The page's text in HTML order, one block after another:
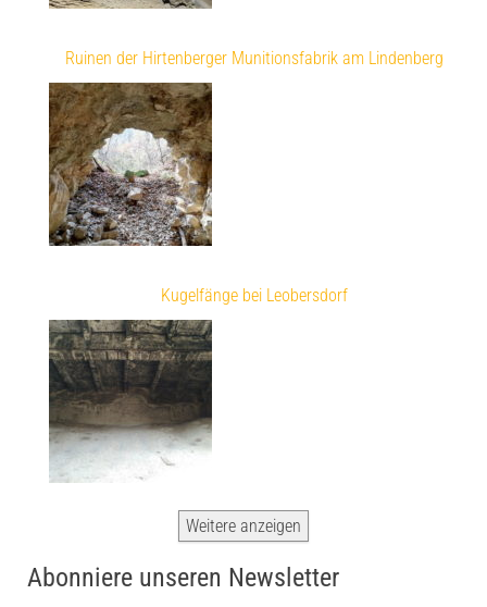
Ruinen der Hirtenberger Munitionsfabrik am Lindenberg
Kugelfänge bei Leobersdorf
Weitere anzeigen
Abonniere unseren Newsletter